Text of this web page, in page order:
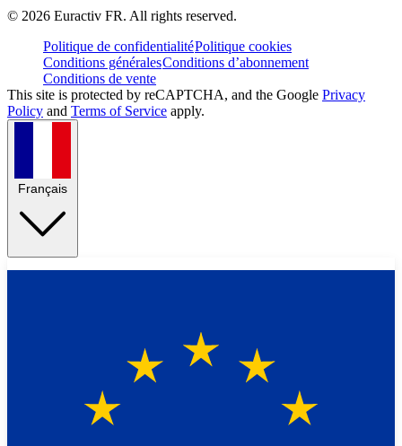
© 2026 Euractiv FR. All rights reserved.
Politique de confidentialitéPolitique cookies
Conditions généralesConditions d’abonnement
Conditions de vente
This site is protected by reCAPTCHA, and the Google Privacy
Policy and Terms of Service apply.
Français